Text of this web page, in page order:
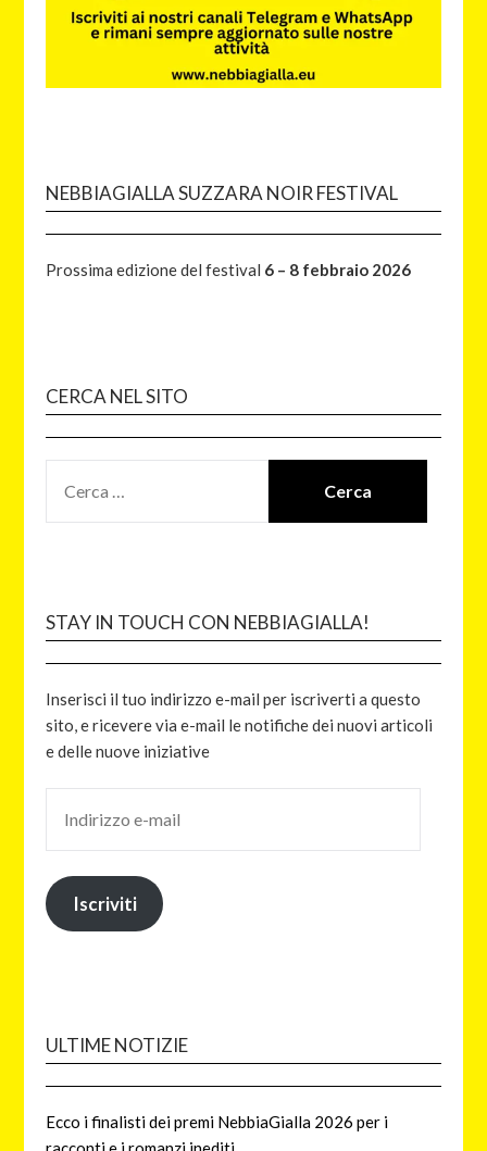
NEBBIAGIALLA SUZZARA NOIR FESTIVAL
Prossima edizione del festival 6 – 8 febbraio 2026
CERCA NEL SITO
STAY IN TOUCH CON NEBBIAGIALLA!
Inserisci il tuo indirizzo e-mail per iscriverti a questo
sito, e ricevere via e-mail le notifiche dei nuovi articoli
e delle nuove iniziative
Iscriviti
ULTIME NOTIZIE
Ecco i finalisti dei premi NebbiaGialla 2026 per i